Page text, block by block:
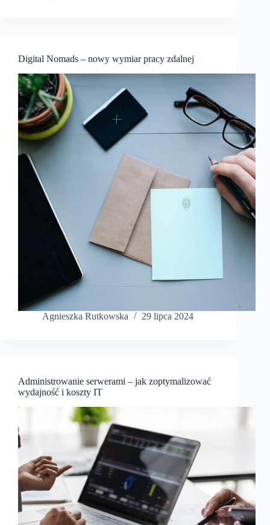
Digital Nomads – nowy wymiar pracy zdalnej
Agnieszka Rutkowska 29 lipca 2024
Administrowanie serwerami – jak zoptymalizować
wydajność i koszty IT